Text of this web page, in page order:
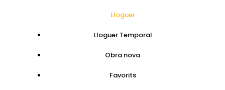
Lloguer
Lloguer Temporal
Obra nova
Favorits